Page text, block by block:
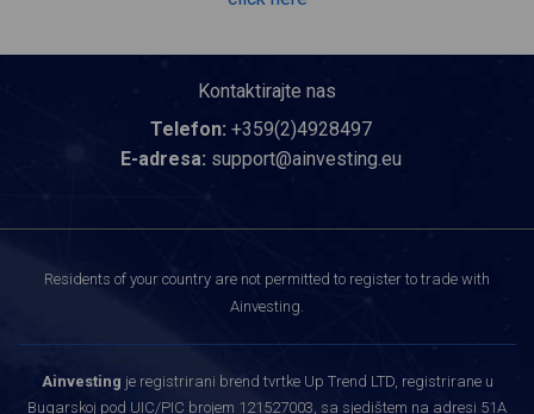
Kontaktirajte nas
Telefon: +359(2)4928497
E-adresa: support@ainvesting.eu
Residents of your country are not permitted to register to trade with
Ainvesting.
Ainvesting je registrirani brend tvrtke Up Trend LTD, registrirane u
Bugarskoj pod UIC/PIC brojem 121527003, sa sjedištem na adresi 51A